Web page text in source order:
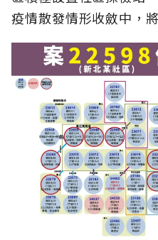
疫情散發情形收斂中，